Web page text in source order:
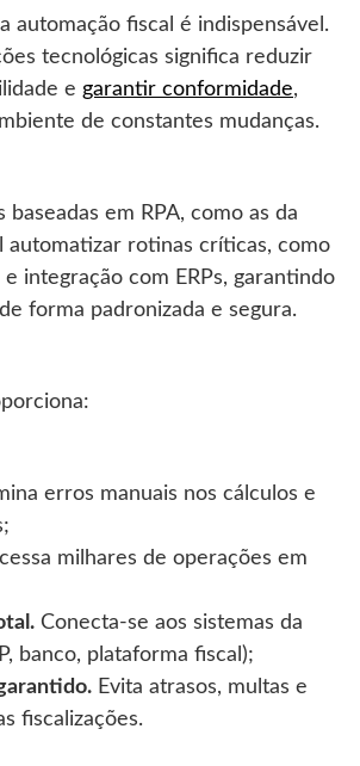
automação fiscal é indispensável.
tecnológicas significa reduzir
e garantir conformidade,
de constantes mudanças.
em RPA, como as da
automatizar rotinas críticas, como
e integração com ERPs, garantindo
forma padronizada e segura.
erros manuais nos cálculos e
milhares de operações em
Conecta-se aos sistemas da
banco, plataforma fiscal);
Evita atrasos, multas e
fiscalizações.